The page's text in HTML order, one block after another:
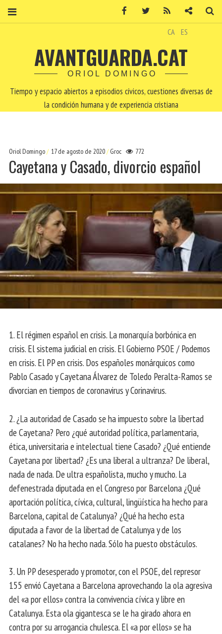
CA ES
AVANTGUARDA.CAT
ORIOL DOMINGO
Tiempo y espacio abiertos a episodios cívicos, cuestiones diversas de
la condición humana y de experiencia cristiana
Oriol Domingo 17 de agosto de 2020 Groc 772
Cayetana y Casado, divorcio español
1. El régimen español en crisis. La monarquía borbónica en
crisis. El sistema judicial en crisis. El Gobierno PSOE / Podemos
en crisis. El PP en crisis. Dos españoles monárquicos como
Pablo Casado y Cayetana Álvarez de Toledo Peralta-Ramos se
divorcian en tiempos de coronavirus y Corinavirus.
2. ¿La autoridad de Casado se ha impuesto sobre la libertad
de Cayetana? Pero ¿qué autoridad política, parlamentaria,
ética, universitaria e intelectual tiene Casado? ¿Qué entiende
Cayetana por libertad? ¿Es una liberal a ultranza? De liberal,
nada de nada. De ultra españolista, mucho y mucho. La
defenestrada diputada en el Congreso por Barcelona ¿Qué
aportación política, cívica, cultural, lingüística ha hecho para
Barcelona, ​​capital de Catalunya? ¿Qué ha hecho esta
diputada a favor de la libertad de Catalunya y de los
catalanes? No ha hecho nada. Sólo ha puesto obstáculos.
3. Un PP desesperado y promotor, con el PSOE, del represor
155 envió Cayetana a Barcelona aprovechando la ola agresiva
del «a por ellos» contra la convivencia cívica y libre en
Catalunya. Esta ola gigantesca se le ha girado ahora en
contra por su arrogancia chulesca. El «a por ellos» se ha
Facebook Twitter Contacto